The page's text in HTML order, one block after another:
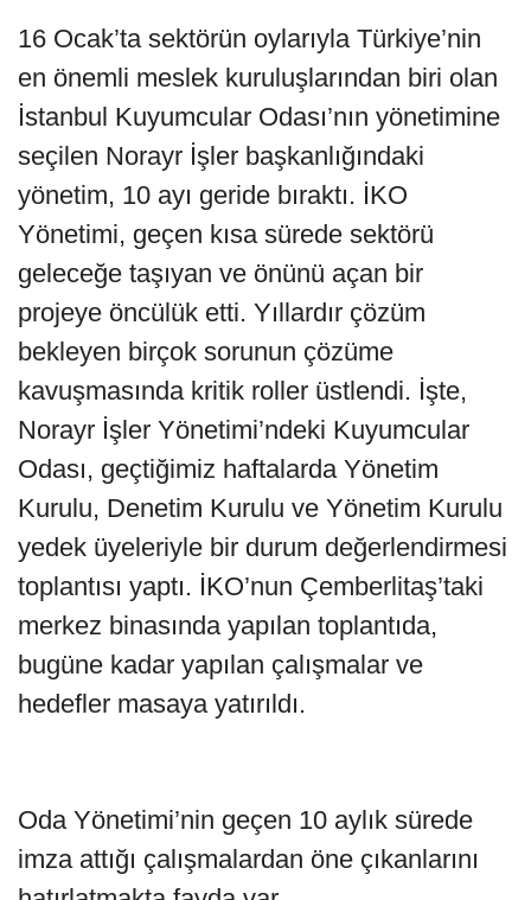
16 Ocak’ta sektörün oylarıyla Türkiye’nin
en önemli meslek kuruluşlarından biri olan
İstanbul Kuyumcular Odası’nın yönetimine
seçilen Norayr İşler başkanlığındaki
yönetim, 10 ayı geride bıraktı. İKO
Yönetimi, geçen kısa sürede sektörü
geleceğe taşıyan ve önünü açan bir
projeye öncülük etti. Yıllardır çözüm
bekleyen birçok sorunun çözüme
kavuşmasında kritik roller üstlendi. İşte,
Norayr İşler Yönetimi’ndeki Kuyumcular
Odası, geçtiğimiz haftalarda Yönetim
Kurulu, Denetim Kurulu ve Yönetim Kurulu
yedek üyeleriyle bir durum değerlendirmesi
toplantısı yaptı. İKO’nun Çemberlitaş’taki
merkez binasında yapılan toplantıda,
bugüne kadar yapılan çalışmalar ve
hedefler masaya yatırıldı.
Oda Yönetimi’nin geçen 10 aylık sürede
imza attığı çalışmalardan öne çıkanlarını